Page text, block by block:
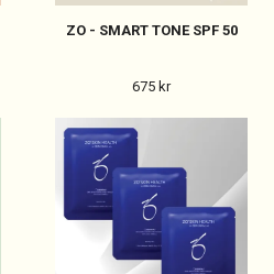
ZO - SMART TONE SPF 50
675 kr